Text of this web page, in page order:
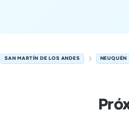
SAN MARTÍN DE LOS ANDES NEUQUÉN